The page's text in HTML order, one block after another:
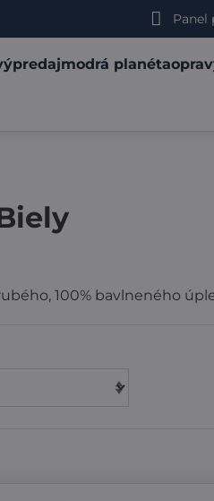
Panel
modrá planéta
100% bavlneného